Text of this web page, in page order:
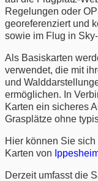
Regelungen oder
georeferenziert und
sowie im Flug in
Als Basiskarten
verwendet, die mit
und
ermöglichen. In
Karten ein sicheres
Grasplätze ohne
Hier können Sie
Karten von
Derzeit umfasst die